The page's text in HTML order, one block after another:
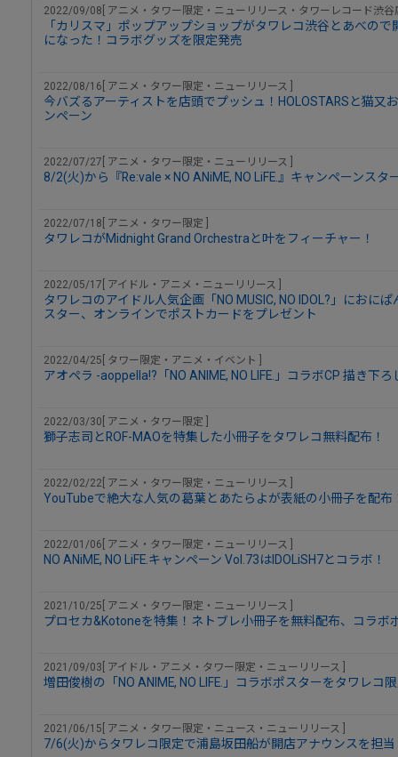
2022/09/08[ アニメ・タワー限定・ニューリリース・タワーレコード渋谷
「カリスマ」ポップアップショップがタワレコ渋谷とあべの
になった！コラボグッズを限定発売
2022/08/16[ アニメ・タワー限定・ニューリリース ]
今バズるアーティストを店頭でプッシュ！HOLOSTARSと猫又
ンペーン
2022/07/27[ アニメ・タワー限定・ニューリリース ]
8/2(火)から『Re:vale × NO ANiME, NO LiFE.』キャンペーンスタ
2022/07/18[ アニメ・タワー限定 ]
タワレコがMidnight Grand Orchestraと叶をフィーチャー！
2022/05/17[ アイドル・アニメ・ニューリリース ]
タワレコのアイドル人気企画「NO MUSIC, NO IDOL?」におに
スター、オンラインでポストカードをプレゼント
2022/04/25[ タワー限定・アニメ・イベント ]
アオペラ -aoppella!?「NO ANIME, NO LIFE.」コラボCP 描き下
2022/03/30[ アニメ・タワー限定 ]
獅子志司とROF-MAOを特集した小冊子をタワレコ無料配布！
2022/02/22[ アニメ・タワー限定・ニューリリース ]
YouTubeで絶大な人気の葛葉とあたらよが表紙の小冊子を配布
2022/01/06[ アニメ・タワー限定・ニューリリース ]
NO ANiME, NO LiFE.キャンペーン Vol.73はIDOLiSH7とコラボ！
2021/10/25[ アニメ・タワー限定・ニューリリース ]
プロセカ&Kotoneを特集！ネトブレ小冊子を無料配布、コラボ
2021/09/03[ アイドル・アニメ・タワー限定・ニューリリース ]
増田俊樹の「NO ANIME, NO LIFE.」コラボポスターをタワレコ
2021/06/15[ アニメ・タワー限定・ニュース・ニューリリース ]
7/6(火)からタワレコ限定で浦島坂田船が開店アナウンスを担当